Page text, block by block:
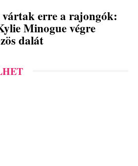
erre a rajongók:
Minogue végre
dalát